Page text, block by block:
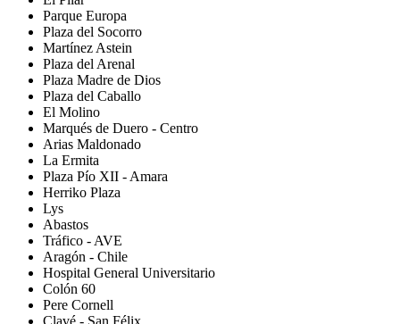
Parque Europa
Plaza del Socorro
Martínez Astein
Plaza del Arenal
Plaza Madre de Dios
Plaza del Caballo
El Molino
Marqués de Duero - Centro
Arias Maldonado
La Ermita
Plaza Pío XII - Amara
Herriko Plaza
Lys
Abastos
Tráfico - AVE
Aragón - Chile
Hospital General Universitario
Colón 60
Pere Cornell
Clavé - San Félix